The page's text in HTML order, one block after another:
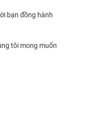
bạn đồng hành
tôi mong muốn